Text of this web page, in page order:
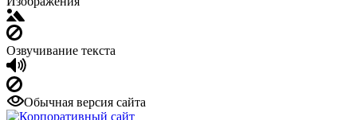
Озвучивание текста
Обычная версия сайта